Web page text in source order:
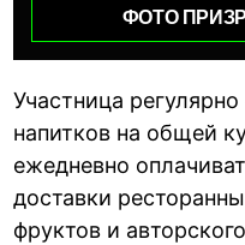
ФОТО
Участница
напитков на общей
ежедневно
доставки
фруктов и